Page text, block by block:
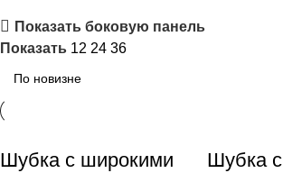
Показать боковую панель
Показать 12 24 36
Шубка с широкими
Шубка с